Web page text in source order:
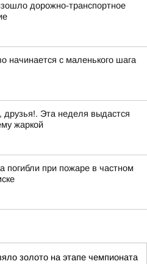
дорожно-транспортное
начинается с маленького шага
друзья!. Эта неделя выдастся
жаркой
погибли при пожаре в частном
золото на этапе чемпионата